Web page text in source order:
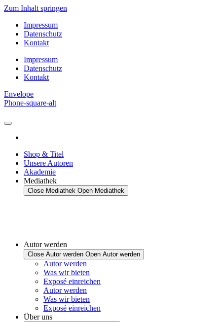
Zum Inhalt springen
Impressum
Datenschutz
Kontakt
Impressum
Datenschutz
Kontakt
Envelope
Phone-square-alt
Shop & Titel
Unsere Autoren
Akademie
Mediathek
Close Mediathek Open Mediathek
Autor werden
Close Autor werden Open Autor werden
Autor werden
Was wir bieten
Exposé einreichen
Autor werden
Was wir bieten
Exposé einreichen
Über uns